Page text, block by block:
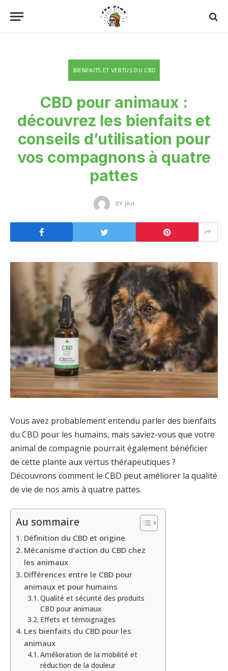
BIENFAITS ET VERTUS DU CBD
CBD pour animaux :
découvrez les bienfaits et
conseils d’utilisation pour
vos compagnons à quatre
pattes
BY JAH
Vous avez probablement entendu parler des bienfaits
du CBD pour les humains, mais saviez-vous que votre
animal de compagnie pourrait également bénéficier
de cette plante aux vertus thérapeutiques ?
Découvrons comment le CBD peut améliorer la qualité
de vie de nos amis à quatre pattes.
Au sommaire
Définition du CBD et origine
Mécanisme d’action du CBD chez
les animaux
Différences entre le CBD pour
animaux et pour humains
Qualité et sécurité des produits
CBD pour animaux
Effets et témoignages
Les bienfaits du CBD pour les
animaux
Amélioration de la mobilité et
réduction de la douleur